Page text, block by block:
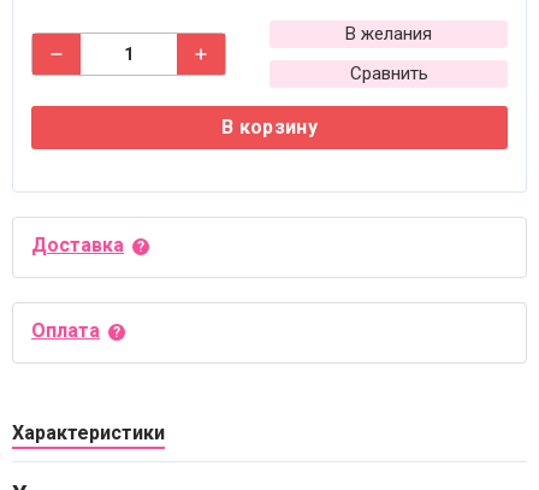
В желания
Сравнить
В корзину
Доставка
Оплата
Характеристики